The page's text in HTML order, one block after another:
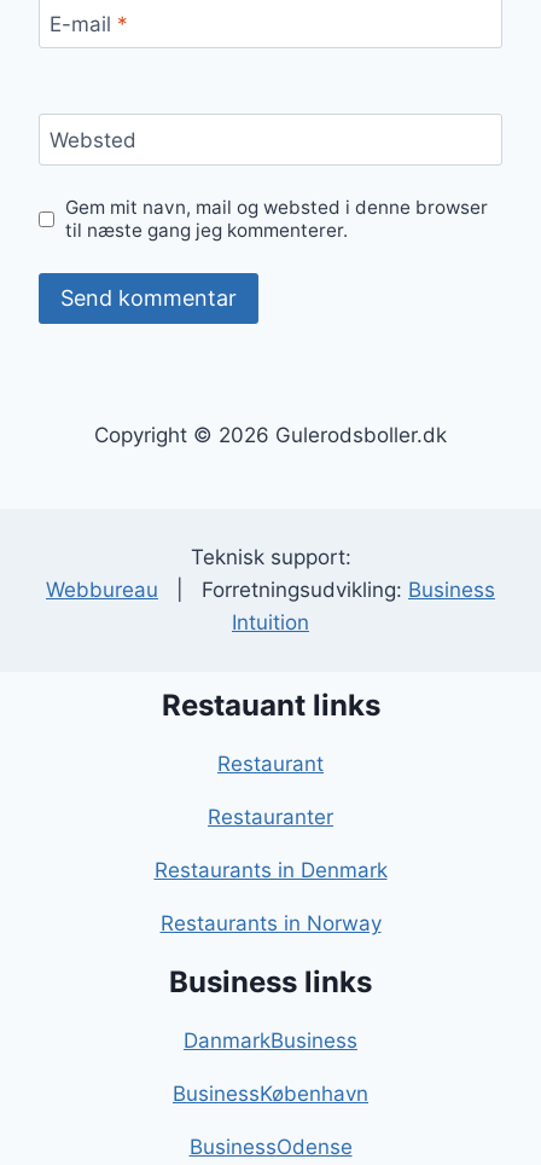
E-mail *
Websted
Gem mit navn, mail og websted i denne browser
til næste gang jeg kommenterer.
Copyright © 2026 Gulerodsboller.dk
Teknisk support:
Webbureau | Forretningsudvikling: Business
Intuition
Restauant links
Restaurant
Restauranter
Restaurants in Denmark
Restaurants in Norway
Business links
DanmarkBusiness
BusinessKøbenhavn
BusinessOdense